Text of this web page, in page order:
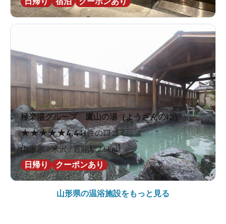
極楽湯グループ 鷹山の湯（ようざんのゆ）
★★★★★4.441件の口コミ
山形県 / 米沢 / 置賜駅2.6km
日帰り
クーポンあり
山形県の温浴施設をもっと見る